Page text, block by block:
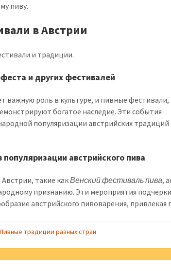
пиву.
в Австрии
и традиции.
и других фестивалей
важную роль в культуре, и пивные фестивали,
богатое наследие. Эти события
популяризации австрийских традиций
австрийского пива
Австрии, такие какВенский фестиваль пива,
признанию. Эти мероприятия
австрийского пивоварения, привлекая
Пивные традиции разных стран